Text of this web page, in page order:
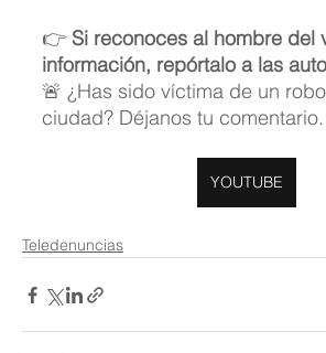
👉 Si reconoces al hombre del
información, repórtalo a las
🚨 ¿Has sido víctima de un
ciudad? Déjanos tu comentario.
YOUTUBE
Teledenuncias